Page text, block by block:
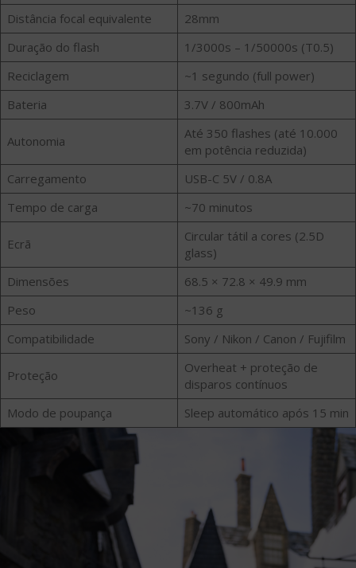
Distância focal equivalente
28mm
Duração do flash
1/3000s – 1/50000s (T0.5)
Reciclagem
~1 segundo (full power)
Bateria
3.7V / 800mAh
Autonomia
Até 350 flashes (até 10.000
em potência reduzida)
Carregamento
USB-C 5V / 0.8A
Tempo de carga
~70 minutos
Ecrã
Circular tátil a cores (2.5D
glass)
Dimensões
68.5 × 72.8 × 49.9 mm
Peso
~136 g
Compatibilidade
Sony / Nikon / Canon / Fujifilm
Proteção
Overheat + proteção de
disparos contínuos
Modo de poupança
Sleep automático após 15 min